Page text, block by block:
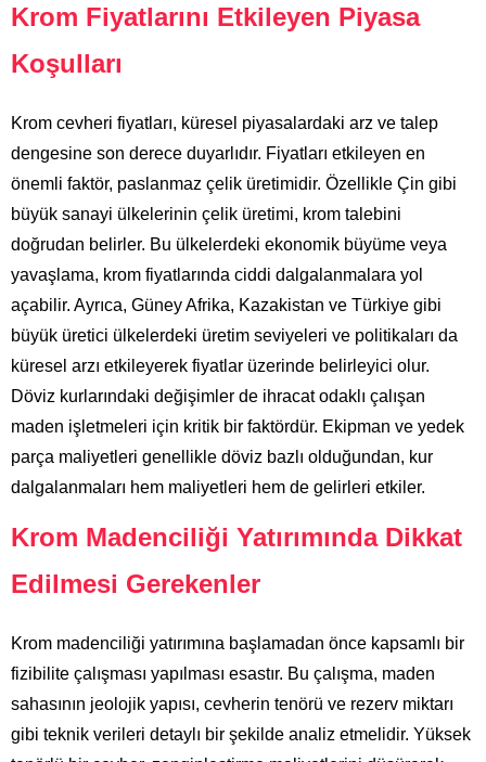
Krom Fiyatlarını Etkileyen Piyasa
Koşulları
Krom cevheri fiyatları, küresel piyasalardaki arz ve talep
dengesine son derece duyarlıdır. Fiyatları etkileyen en
önemli faktör, paslanmaz çelik üretimidir. Özellikle Çin gibi
büyük sanayi ülkelerinin çelik üretimi, krom talebini
doğrudan belirler. Bu ülkelerdeki ekonomik büyüme veya
yavaşlama, krom fiyatlarında ciddi dalgalanmalara yol
açabilir. Ayrıca, Güney Afrika, Kazakistan ve Türkiye gibi
büyük üretici ülkelerdeki üretim seviyeleri ve politikaları da
küresel arzı etkileyerek fiyatlar üzerinde belirleyici olur.
Döviz kurlarındaki değişimler de ihracat odaklı çalışan
maden işletmeleri için kritik bir faktördür. Ekipman ve yedek
parça maliyetleri genellikle döviz bazlı olduğundan, kur
dalgalanmaları hem maliyetleri hem de gelirleri etkiler.
Krom Madenciliği Yatırımında Dikkat
Edilmesi Gerekenler
Krom madenciliği yatırımına başlamadan önce kapsamlı bir
fizibilite çalışması yapılması esastır. Bu çalışma, maden
sahasının jeolojik yapısı, cevherin tenörü ve rezerv miktarı
gibi teknik verileri detaylı bir şekilde analiz etmelidir. Yüksek